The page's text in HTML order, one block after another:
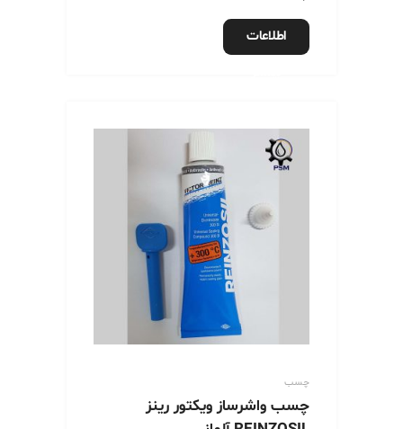
اطلاعات
چسب
چسب واشرساز ویکتور رینز